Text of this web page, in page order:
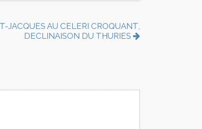
JACQUES AU CELERI CROQUANT,
DECLINAISON DU THURIES